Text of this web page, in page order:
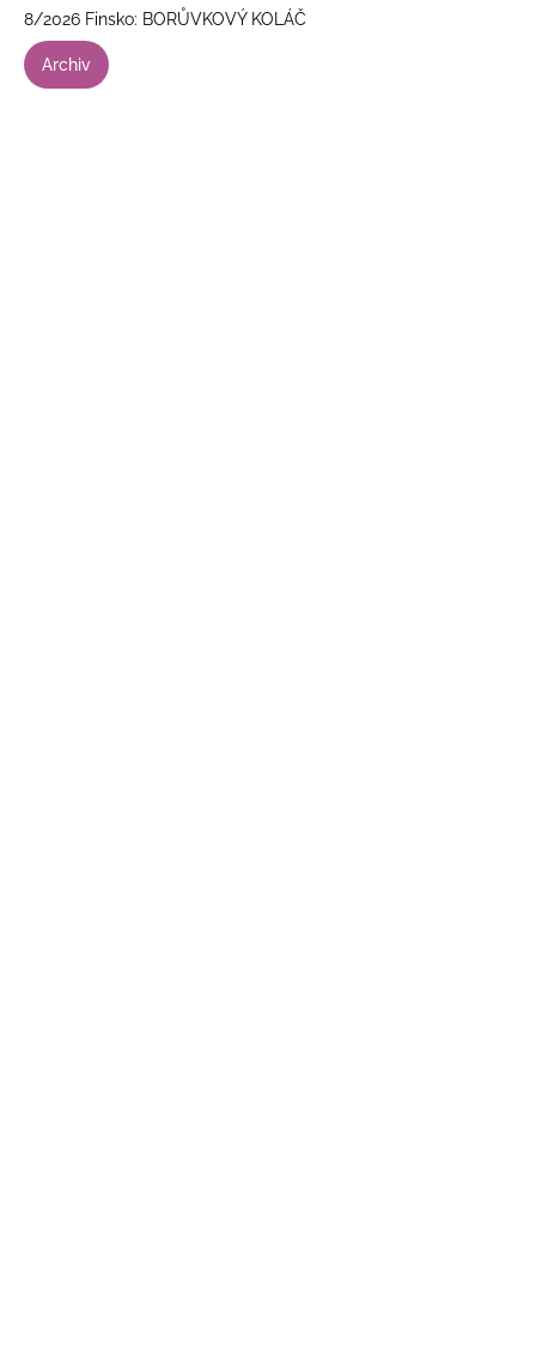
8/2026 Finsko: BORŮVKOVÝ KOLÁČ
Archiv